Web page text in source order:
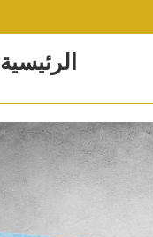
الرئيسية